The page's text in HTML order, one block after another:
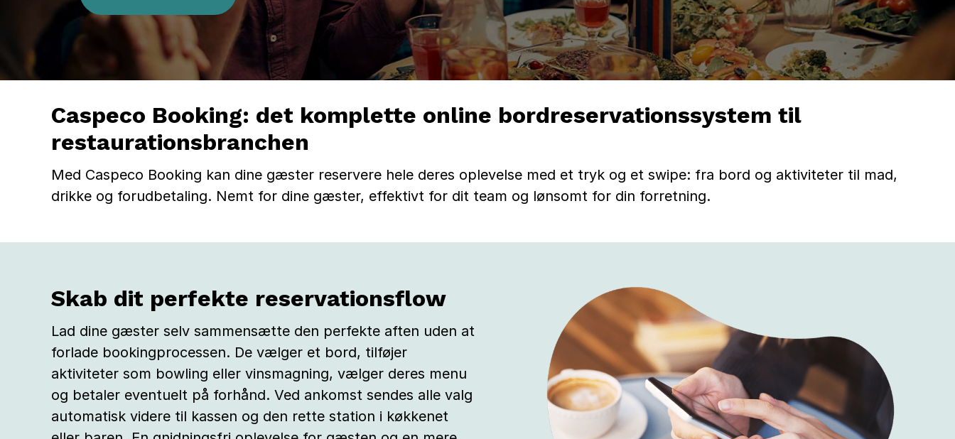
t
Caspeco Booking: det komplette online bordreservationssystem til
restaurationsbranchen
Med Caspeco Booking kan dine gæster reservere hele deres oplevelse med et tryk og et swipe: fra bord og aktiviteter til mad,
drikke og forudbetaling. Nemt for dine gæster, effektivt for dit team og lønsomt for din forretning.
Skab dit perfekte reservationsflow
Lad dine gæster selv sammensætte den perfekte aften uden at
forlade bookingprocessen. De vælger et bord, tilføjer
aktiviteter som bowling eller vinsmagning, vælger deres menu
og betaler eventuelt på forhånd. Ved ankomst sendes alle valg
automatisk videre til kassen og den rette station i køkkenet